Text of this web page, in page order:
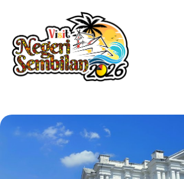
content